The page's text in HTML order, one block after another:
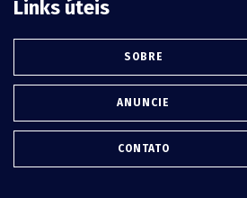
Links úteis
SOBRE
ANUNCIE
CONTATO